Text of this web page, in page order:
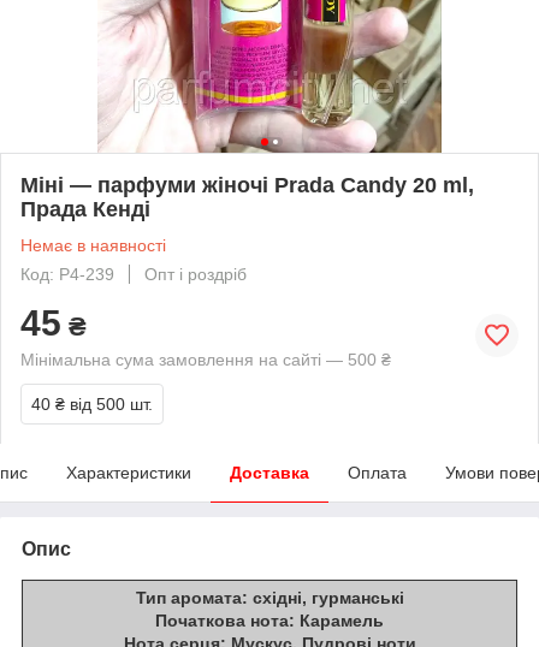
Міні — парфуми жіночі Prada Candy 20 ml,
Прада Кенді
Немає в наявності
Код: Р4-239
Опт і роздріб
45 ₴
Мінімальна сума замовлення на сайті — 500 ₴
40 ₴ від 500 шт.
Характеристики Доставка Оплата Умови
Опис
Тип аромата: східні, гурманські
Початкова нота: Карамель
Нота серця: Мускус, Пудрові ноти